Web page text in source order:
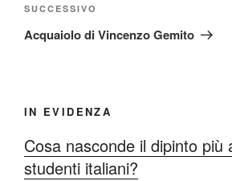
Articolo
successivo
SUCCESSIVO
Acquaiolo di Vincenzo Gemito
IN EVIDENZA
Cosa nasconde il dipinto più
studenti italiani?